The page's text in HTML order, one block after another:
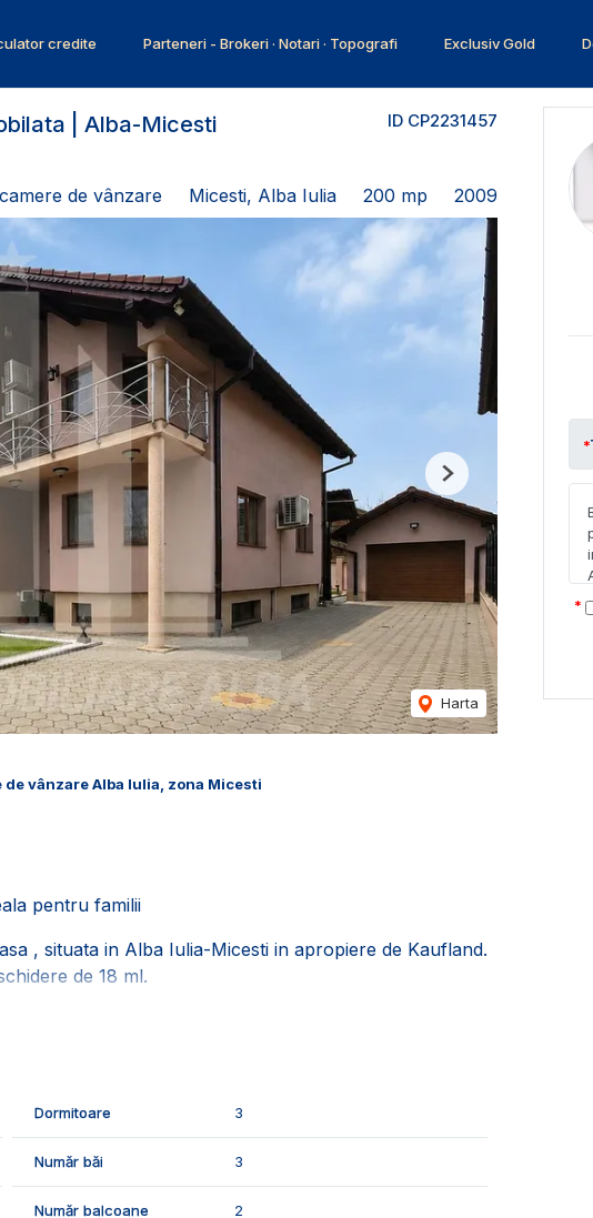
credite Parteneri - Brokeri · Notari · Topografi Exclusiv Gold
ID CP2231457
| Alba-Micesti
de vânzare Micesti, Alba Iulia 200 mp 2009
Harta
Next
de vânzare Alba Iulia, zona Micesti
pentru familii
, situata in Alba Iulia-Micesti in apropiere de Kaufland.
de 18 ml.
si canalizare. Casa este pe o strada asfaltata.
Dormitoare 3
Număr băi 3
Număr balcoane 2